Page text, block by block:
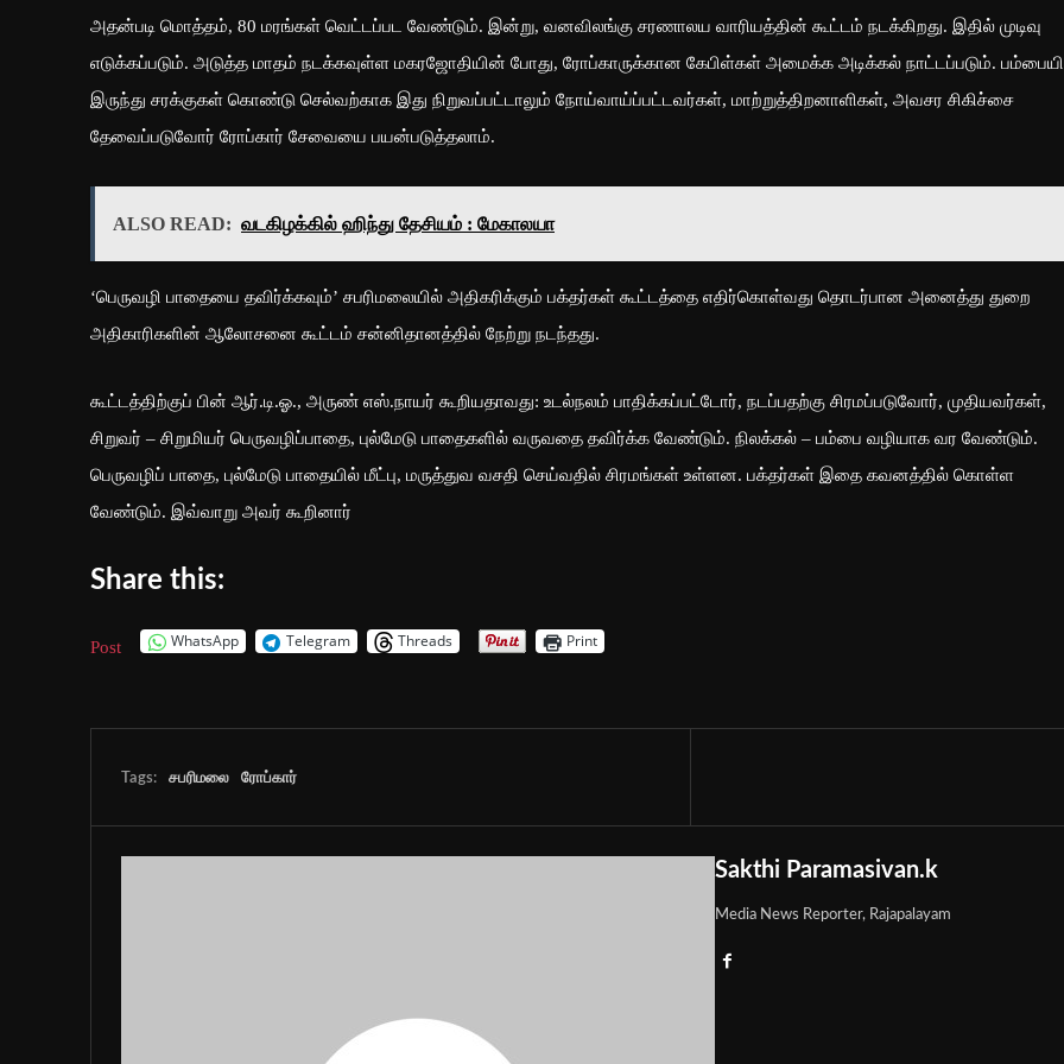
அதன்படி மொத்தம், 80 மரங்கள் வெட்டப்பட வேண்டும். இன்று, வனவிலங்கு சரணாலய வாரியத்தின் கூட்டம் நடக்கிறது. இதில் முடிவு
எடுக்கப்படும். அடுத்த மாதம் நடக்கவுள்ள மகரஜோதியின் போது, ரோப்காருக்கான கேபிள்கள் அமைக்க அடிக்கல் நாட்டப்படும்.
இருந்து சரக்குகள் கொண்டு செல்வற்காக இது நிறுவப்பட்டாலும் நோய்வாய்ப்பட்டவர்கள், மாற்றுத்திறனாளிகள், அவசர சிகிச்சை
தேவைப்படுவோர் ரோப்கார் சேவையை பயன்படுத்தலாம்.
ALSO READ: வடகிழக்கில் ஹிந்து தேசியம் : மேகாலயா
‘பெருவழி பாதையை தவிர்க்கவும்’ சபரிமலையில் அதிகரிக்கும் பக்தர்கள் கூட்டத்தை எதிர்கொள்வது தொடர்பான அனைத்து துறை
அதிகாரிகளின் ஆலோசனை கூட்டம் சன்னிதானத்தில் நேற்று நடந்தது.
கூட்டத்திற்குப் பின் ஆர்.டி.ஓ., அருண் எஸ்.நாயர் கூறியதாவது: உடல்நலம் பாதிக்கப்பட்டோர், நடப்பதற்கு சிரமப்படுவோர், முதியவர்கள்,
சிறுவர் – சிறுமியர் பெருவழிப்பாதை, புல்மேடு பாதைகளில் வருவதை தவிர்க்க வேண்டும். நிலக்கல் – பம்பை வழியாக வர வேண்டும்.
பெருவழிப் பாதை, புல்மேடு பாதையில் மீட்பு, மருத்துவ வசதி செய்வதில் சிரமங்கள் உள்ளன. பக்தர்கள் இதை கவனத்தில் கொள்ள
வேண்டும். இவ்வாறு அவர் கூறினார்
Share this:
Post WhatsApp Telegram Threads Print
Tags: சபரிமலை ரோப்கார்
Sakthi Paramasivan.k
Media News Reporter, Rajapalayam